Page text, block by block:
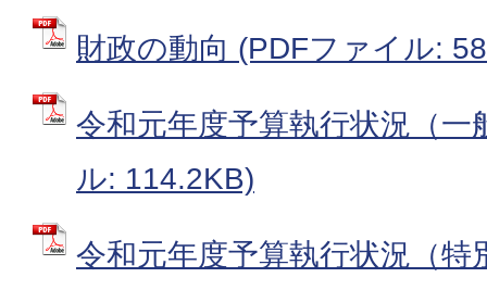
財政の動向 (PDFファイル:
令和元年度予算執行状況（一
ル: 114.2KB)
令和元年度予算執行状況（特